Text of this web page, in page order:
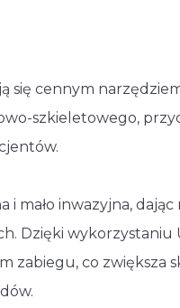
się cennym
szkieletowego,
i mało inwazyjna,
Dzięki wykorzystaniu
zabiegu, co zwiększa